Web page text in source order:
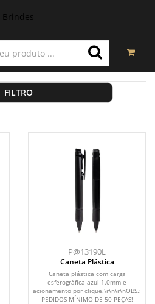
FILTRO
P@13190L
Caneta Plástica
Caneta plástica com carga
esferográfica azul 1.0mm e
acionamento por clique.\r\n\r\nOBS.:
PEDIDOS MÍNIMO DE 50 PEÇAS!